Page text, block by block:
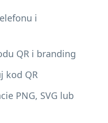
i
QR i branding
kod QR
PNG, SVG lub